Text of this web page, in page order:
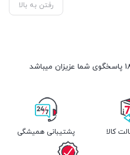
رفتن به بالا
کالا پشتیبانی همیشگی